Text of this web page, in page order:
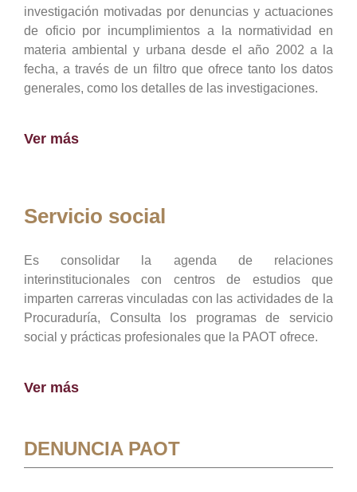
investigación motivadas por denuncias y actuaciones
de oficio por incumplimientos a la normatividad en
materia ambiental y urbana desde el año 2002 a la
fecha, a través de un filtro que ofrece tanto los datos
generales, como los detalles de las investigaciones.
Ver más
Servicio social
Es consolidar la agenda de relaciones
interinstitucionales con centros de estudios que
imparten carreras vinculadas con las actividades de la
Procuraduría, Consulta los programas de servicio
social y prácticas profesionales que la PAOT ofrece.
Ver más
DENUNCIA PAOT